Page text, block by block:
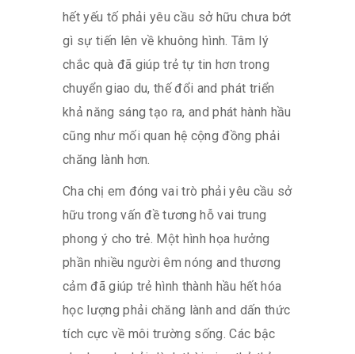
hết yếu tố phải yêu cầu sở hữu chưa bớt
gì sự tiến lên về khuông hình. Tâm lý
chắc quà đã giúp trẻ tự tin hơn trong
chuyển giao du, thế đổi and phát triển
khả năng sáng tạo ra, and phát hành hầu
cũng như mối quan hệ cộng đồng phải
chăng lành hơn.
Cha chị em đóng vai trò phải yêu cầu sở
hữu trong vấn đề tương hỗ vai trung
phong ý cho trẻ. Một hình họa hưởng
phần nhiều người êm nóng and thương
cảm đã giúp trẻ hình thành hầu hết hóa
học lượng phải chăng lành and dấn thức
tích cực về môi trường sống. Các bậc